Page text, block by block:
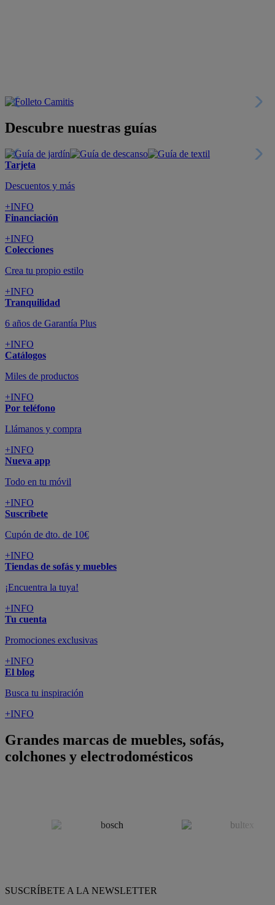
Descubre nuestras guías
Tarjeta
Descuentos y más
+INFO
Financiación
+INFO
Colecciones
Crea tu propio estilo
+INFO
Tranquilidad
6 años de Garantía Plus
+INFO
Catálogos
Miles de productos
+INFO
Por teléfono
Llámanos y compra
+INFO
Nueva app
Todo en tu móvil
+INFO
Suscríbete
Cupón de dto. de 10€
+INFO
Tiendas de sofás y muebles
¡Encuentra la tuya!
+INFO
Tu cuenta
Promociones exclusivas
+INFO
El blog
Busca tu inspiración
+INFO
Grandes marcas de muebles, sofás,
colchones y electrodomésticos
SUSCRÍBETE A LA NEWSLETTER